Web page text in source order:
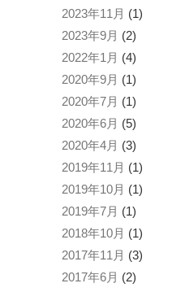
2023年11月 (1)
2023年9月 (2)
2022年1月 (4)
2020年9月 (1)
2020年7月 (1)
2020年6月 (5)
2020年4月 (3)
2019年11月 (1)
2019年10月 (1)
2019年7月 (1)
2018年10月 (1)
2017年11月 (3)
2017年6月 (2)